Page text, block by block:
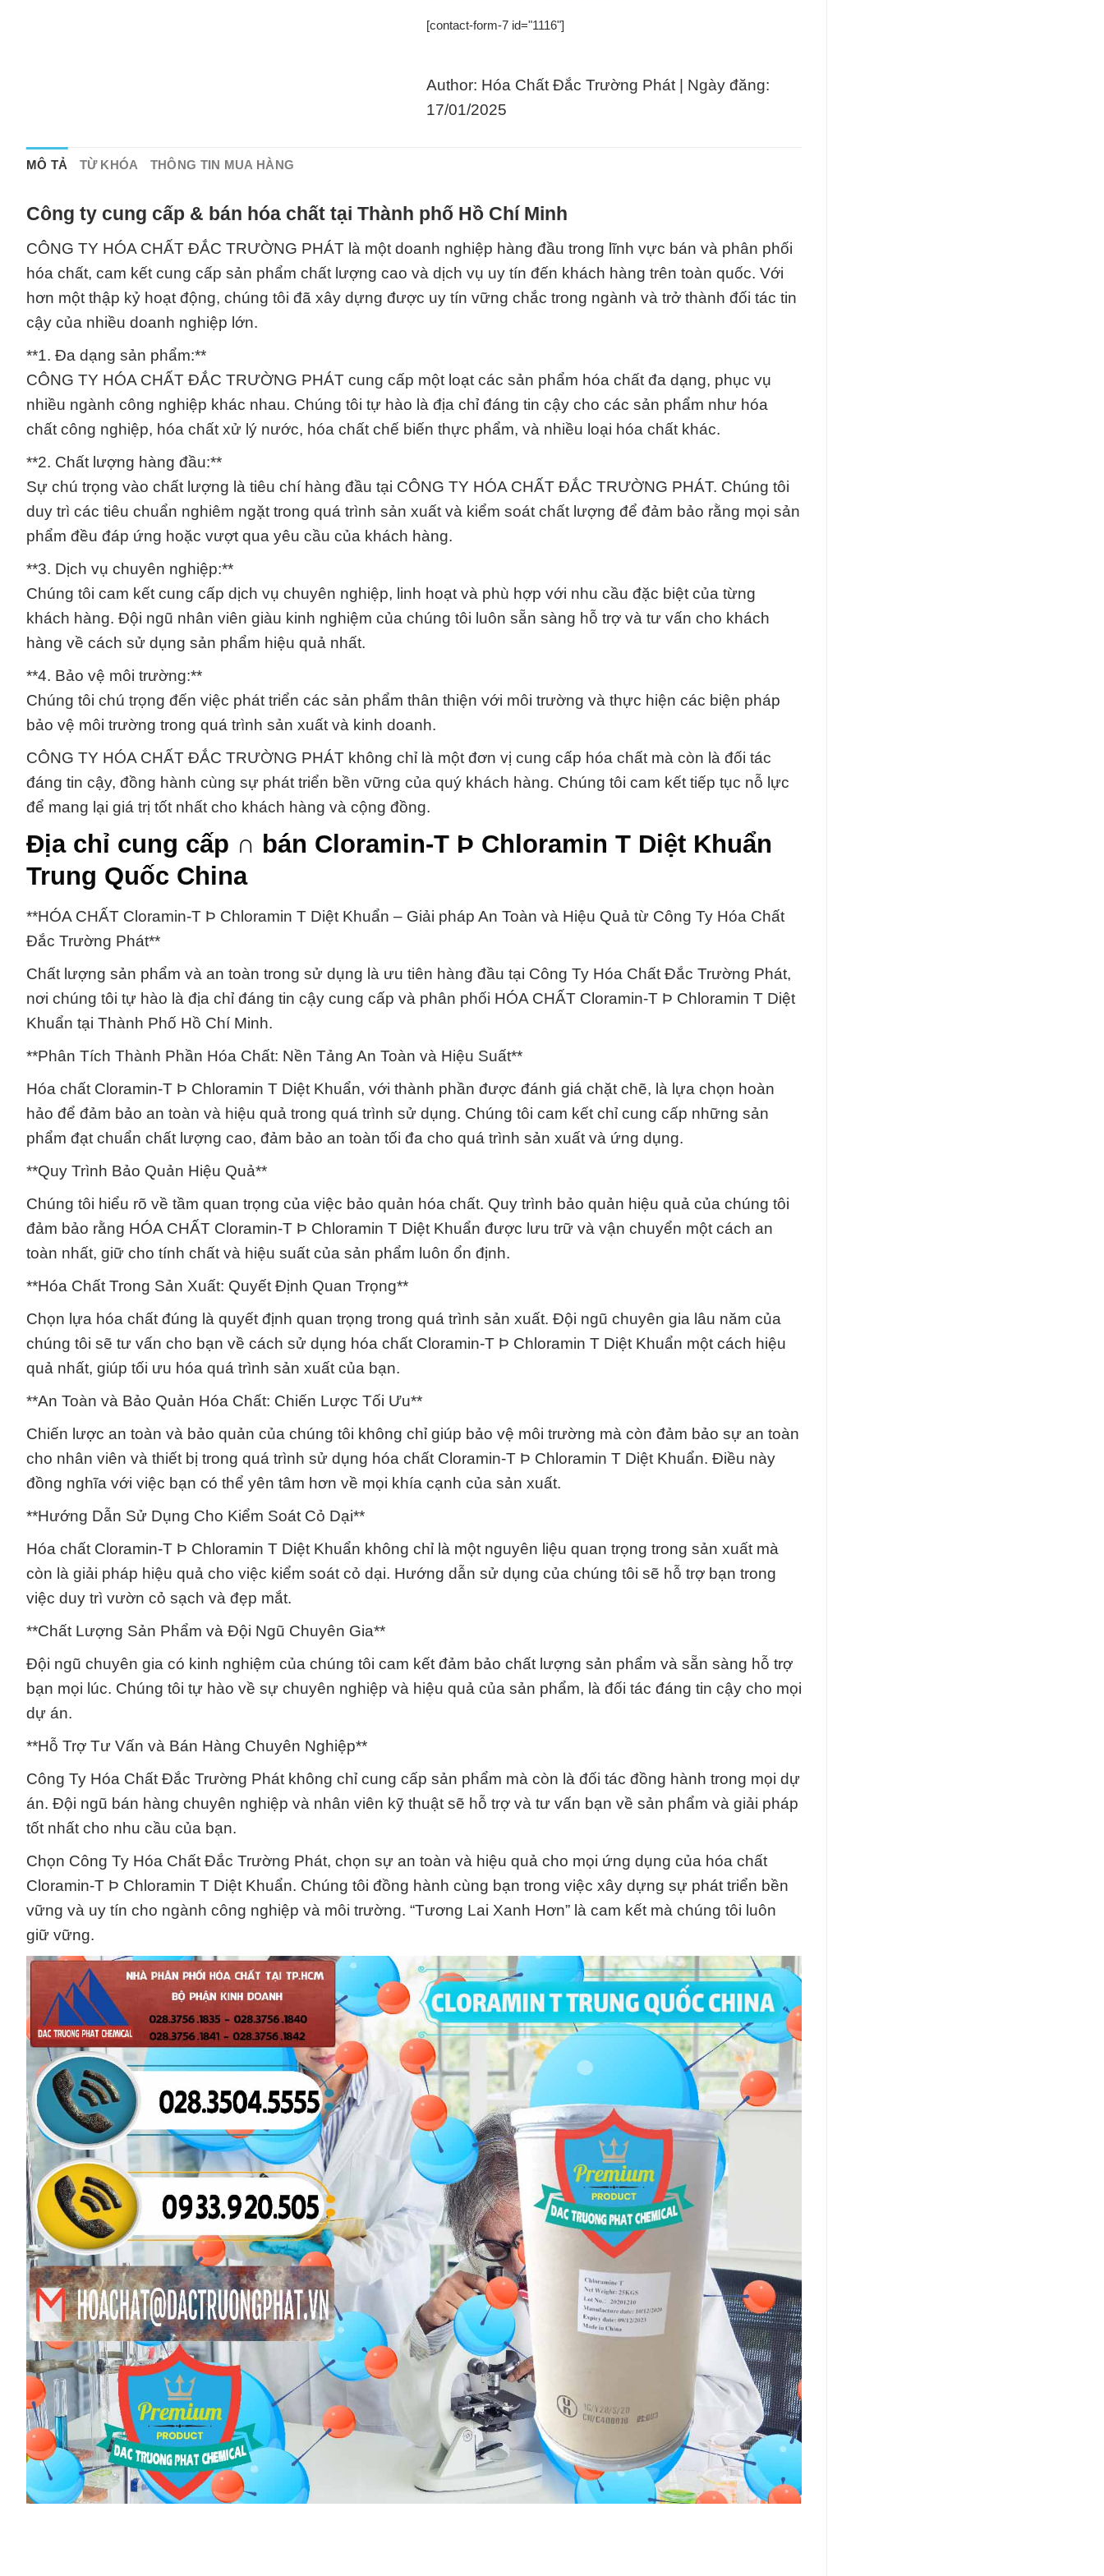
[contact-form-7 id="1116"]
Author: Hóa Chất Đắc Trường Phát | Ngày đăng:
17/01/2025
MÔ TẢ TỪ KHÓA THÔNG TIN MUA HÀNG
Công ty cung cấp & bán hóa chất tại Thành phố Hồ Chí Minh
CÔNG TY HÓA CHẤT ĐẮC TRƯỜNG PHÁT là một doanh nghiệp hàng đầu trong lĩnh vực bán và phân phối
hóa chất, cam kết cung cấp sản phẩm chất lượng cao và dịch vụ uy tín đến khách hàng trên toàn quốc. Với
hơn một thập kỷ hoạt động, chúng tôi đã xây dựng được uy tín vững chắc trong ngành và trở thành đối tác tin
cậy của nhiều doanh nghiệp lớn.
**1. Đa dạng sản phẩm:**
CÔNG TY HÓA CHẤT ĐẮC TRƯỜNG PHÁT cung cấp một loạt các sản phẩm hóa chất đa dạng, phục vụ
nhiều ngành công nghiệp khác nhau. Chúng tôi tự hào là địa chỉ đáng tin cậy cho các sản phẩm như hóa
chất công nghiệp, hóa chất xử lý nước, hóa chất chế biến thực phẩm, và nhiều loại hóa chất khác.
**2. Chất lượng hàng đầu:**
Sự chú trọng vào chất lượng là tiêu chí hàng đầu tại CÔNG TY HÓA CHẤT ĐẮC TRƯỜNG PHÁT. Chúng tôi
duy trì các tiêu chuẩn nghiêm ngặt trong quá trình sản xuất và kiểm soát chất lượng để đảm bảo rằng mọi sản
phẩm đều đáp ứng hoặc vượt qua yêu cầu của khách hàng.
**3. Dịch vụ chuyên nghiệp:**
Chúng tôi cam kết cung cấp dịch vụ chuyên nghiệp, linh hoạt và phù hợp với nhu cầu đặc biệt của từng
khách hàng. Đội ngũ nhân viên giàu kinh nghiệm của chúng tôi luôn sẵn sàng hỗ trợ và tư vấn cho khách
hàng về cách sử dụng sản phẩm hiệu quả nhất.
**4. Bảo vệ môi trường:**
Chúng tôi chú trọng đến việc phát triển các sản phẩm thân thiện với môi trường và thực hiện các biện pháp
bảo vệ môi trường trong quá trình sản xuất và kinh doanh.
CÔNG TY HÓA CHẤT ĐẮC TRƯỜNG PHÁT không chỉ là một đơn vị cung cấp hóa chất mà còn là đối tác
đáng tin cậy, đồng hành cùng sự phát triển bền vững của quý khách hàng. Chúng tôi cam kết tiếp tục nỗ lực
để mang lại giá trị tốt nhất cho khách hàng và cộng đồng.
Địa chỉ cung cấp ∩ bán Cloramin-T Þ Chloramin T Diệt Khuẩn
Trung Quốc China
**HÓA CHẤT Cloramin-T Þ Chloramin T Diệt Khuẩn – Giải pháp An Toàn và Hiệu Quả từ Công Ty Hóa Chất
Đắc Trường Phát**
Chất lượng sản phẩm và an toàn trong sử dụng là ưu tiên hàng đầu tại Công Ty Hóa Chất Đắc Trường Phát,
nơi chúng tôi tự hào là địa chỉ đáng tin cậy cung cấp và phân phối HÓA CHẤT Cloramin-T Þ Chloramin T Diệt
Khuẩn tại Thành Phố Hồ Chí Minh.
**Phân Tích Thành Phần Hóa Chất: Nền Tảng An Toàn và Hiệu Suất**
Hóa chất Cloramin-T Þ Chloramin T Diệt Khuẩn, với thành phần được đánh giá chặt chẽ, là lựa chọn hoàn
hảo để đảm bảo an toàn và hiệu quả trong quá trình sử dụng. Chúng tôi cam kết chỉ cung cấp những sản
phẩm đạt chuẩn chất lượng cao, đảm bảo an toàn tối đa cho quá trình sản xuất và ứng dụng.
**Quy Trình Bảo Quản Hiệu Quả**
Chúng tôi hiểu rõ về tầm quan trọng của việc bảo quản hóa chất. Quy trình bảo quản hiệu quả của chúng tôi
đảm bảo rằng HÓA CHẤT Cloramin-T Þ Chloramin T Diệt Khuẩn được lưu trữ và vận chuyển một cách an
toàn nhất, giữ cho tính chất và hiệu suất của sản phẩm luôn ổn định.
**Hóa Chất Trong Sản Xuất: Quyết Định Quan Trọng**
Chọn lựa hóa chất đúng là quyết định quan trọng trong quá trình sản xuất. Đội ngũ chuyên gia lâu năm của
chúng tôi sẽ tư vấn cho bạn về cách sử dụng hóa chất Cloramin-T Þ Chloramin T Diệt Khuẩn một cách hiệu
quả nhất, giúp tối ưu hóa quá trình sản xuất của bạn.
**An Toàn và Bảo Quản Hóa Chất: Chiến Lược Tối Ưu**
Chiến lược an toàn và bảo quản của chúng tôi không chỉ giúp bảo vệ môi trường mà còn đảm bảo sự an toàn
cho nhân viên và thiết bị trong quá trình sử dụng hóa chất Cloramin-T Þ Chloramin T Diệt Khuẩn. Điều này
đồng nghĩa với việc bạn có thể yên tâm hơn về mọi khía cạnh của sản xuất.
**Hướng Dẫn Sử Dụng Cho Kiểm Soát Cỏ Dại**
Hóa chất Cloramin-T Þ Chloramin T Diệt Khuẩn không chỉ là một nguyên liệu quan trọng trong sản xuất mà
còn là giải pháp hiệu quả cho việc kiểm soát cỏ dại. Hướng dẫn sử dụng của chúng tôi sẽ hỗ trợ bạn trong
việc duy trì vườn cỏ sạch và đẹp mắt.
**Chất Lượng Sản Phẩm và Đội Ngũ Chuyên Gia**
Đội ngũ chuyên gia có kinh nghiệm của chúng tôi cam kết đảm bảo chất lượng sản phẩm và sẵn sàng hỗ trợ
bạn mọi lúc. Chúng tôi tự hào về sự chuyên nghiệp và hiệu quả của sản phẩm, là đối tác đáng tin cậy cho mọi
dự án.
**Hỗ Trợ Tư Vấn và Bán Hàng Chuyên Nghiệp**
Công Ty Hóa Chất Đắc Trường Phát không chỉ cung cấp sản phẩm mà còn là đối tác đồng hành trong mọi dự
án. Đội ngũ bán hàng chuyên nghiệp và nhân viên kỹ thuật sẽ hỗ trợ và tư vấn bạn về sản phẩm và giải pháp
tốt nhất cho nhu cầu của bạn.
Chọn Công Ty Hóa Chất Đắc Trường Phát, chọn sự an toàn và hiệu quả cho mọi ứng dụng của hóa chất
Cloramin-T Þ Chloramin T Diệt Khuẩn. Chúng tôi đồng hành cùng bạn trong việc xây dựng sự phát triển bền
vững và uy tín cho ngành công nghiệp và môi trường. “Tương Lai Xanh Hơn” là cam kết mà chúng tôi luôn
giữ vững.